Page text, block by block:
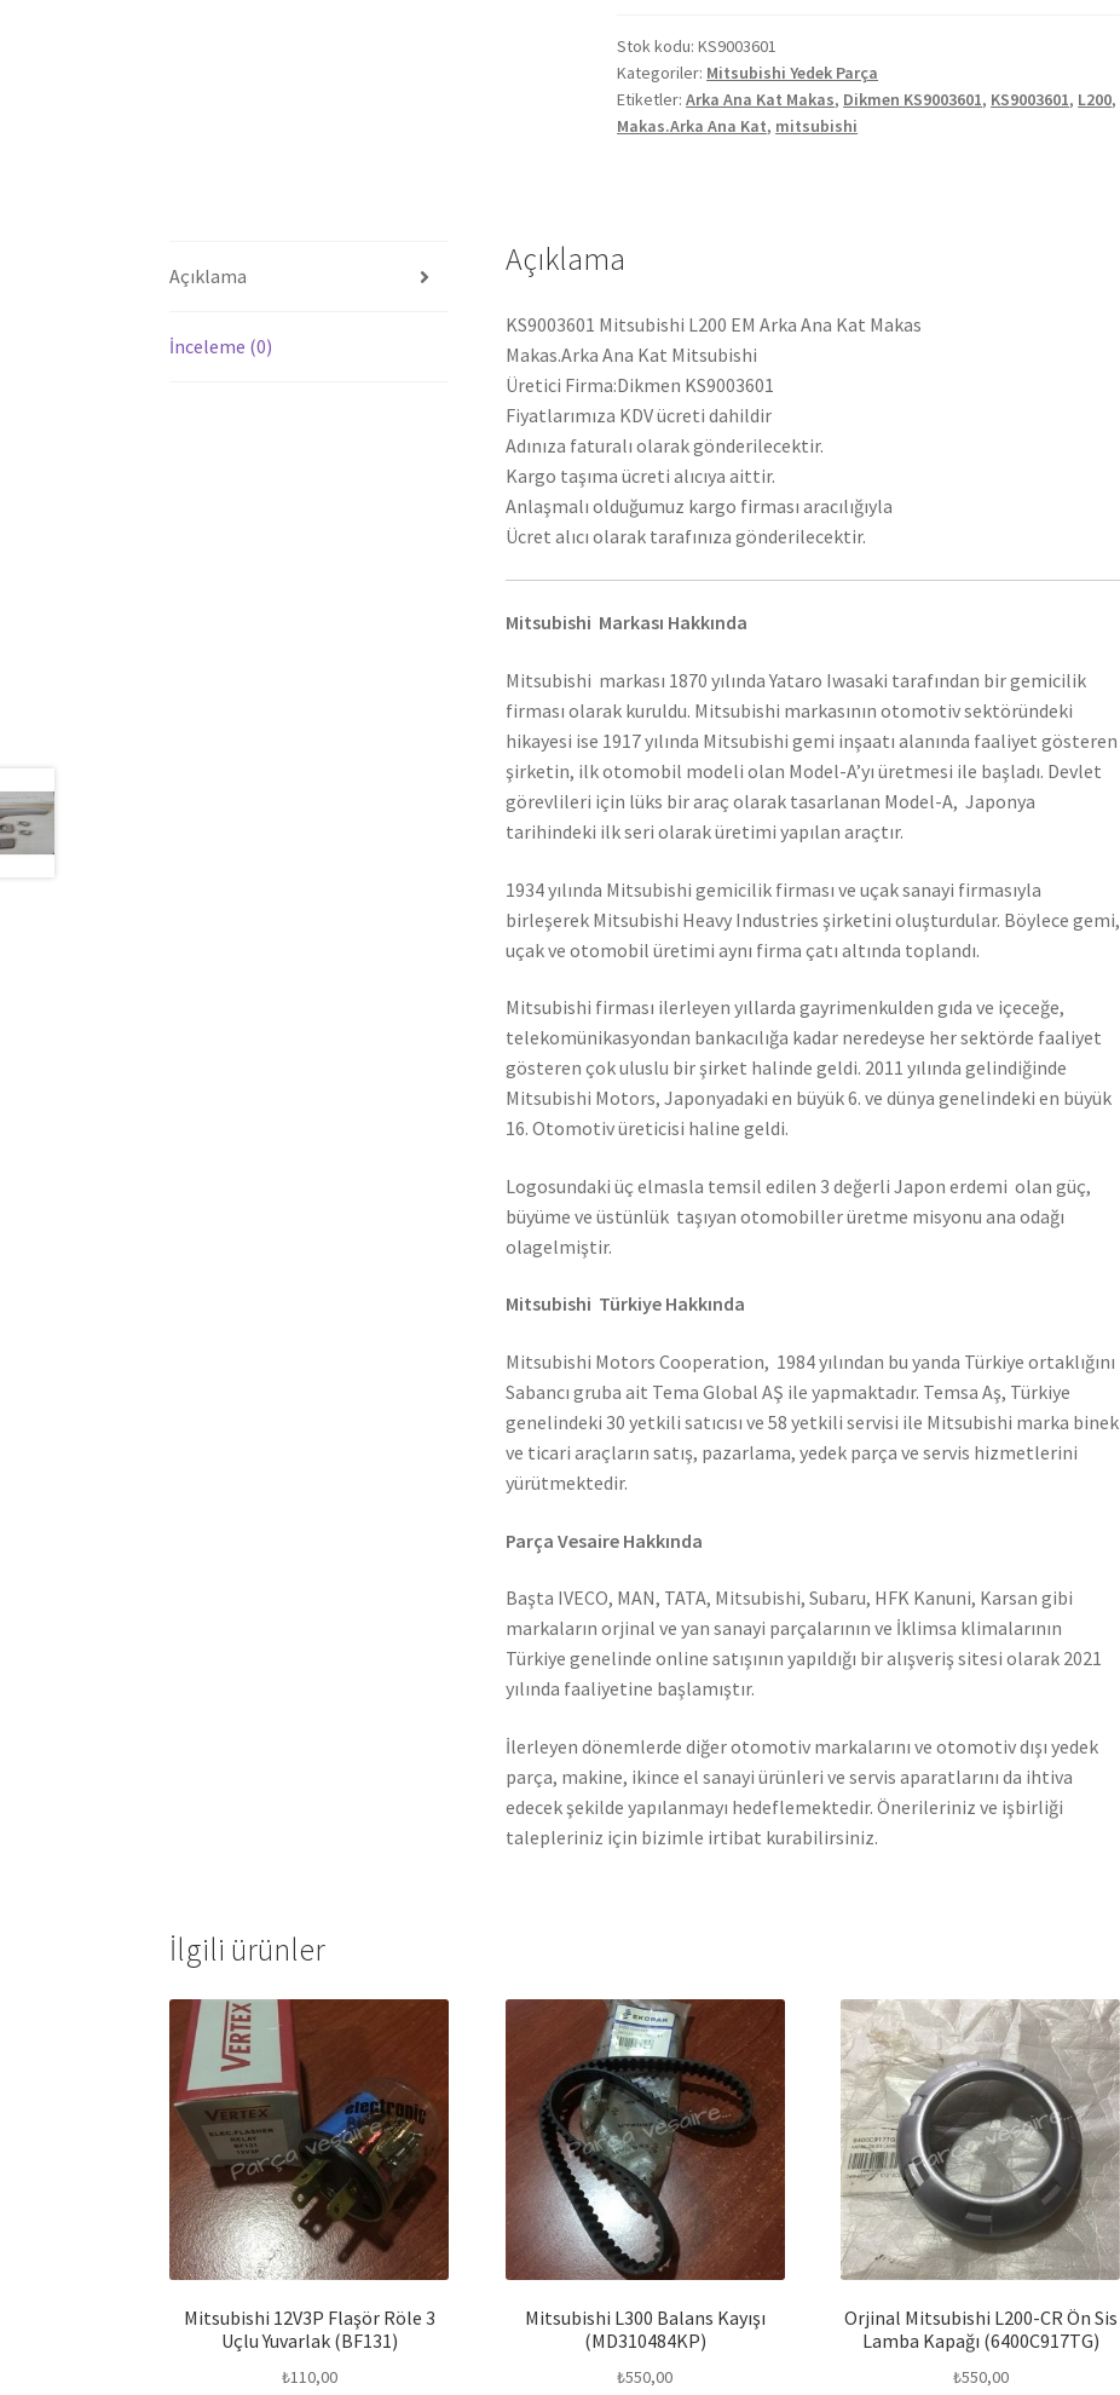
Ana
Kat
Makas
KS9003601
Stok kodu:KS9003601
Kategoriler: Mitsubishi Yedek Parça
Etiketler:Arka Ana Kat Makas, Dikmen KS9003601, KS9003601, L200,
Makas.Arka Ana Kat, mitsubishi
Açıklama
İnceleme (0)
Açıklama
KS9003601 Mitsubishi L200 EM Arka Ana Kat Makas
Makas.Arka Ana Kat Mitsubishi
Üretici Firma:Dikmen KS9003601
Fiyatlarımıza KDV ücreti dahildir
Adınıza faturalı olarak gönderilecektir.
Kargo taşıma ücreti alıcıya aittir.
Anlaşmalı olduğumuz kargo firması aracılığıyla
Ücret alıcı olarak tarafınıza gönderilecektir.
Mitsubishi Markası Hakkında
Mitsubishi markası 1870 yılında Yataro Iwasaki tarafından bir gemicilik
firması olarak kuruldu. Mitsubishi markasının otomotiv sektöründeki
hikayesi ise 1917 yılında Mitsubishi gemi inşaatı alanında faaliyet gösteren
şirketin, ilk otomobil modeli olan Model-A’yı üretmesi ile başladı. Devlet
görevlileri için lüks bir araç olarak tasarlanan Model-A, Japonya
tarihindeki ilk seri olarak üretimi yapılan araçtır.
1934 yılında Mitsubishi gemicilik firması ve uçak sanayi firmasıyla
birleşerek Mitsubishi Heavy Industries şirketini oluşturdular. Böylece gemi,
uçak ve otomobil üretimi aynı firma çatı altında toplandı.
Mitsubishi firması ilerleyen yıllarda gayrimenkulden gıda ve içeceğe,
telekomünikasyondan bankacılığa kadar neredeyse her sektörde faaliyet
gösteren çok uluslu bir şirket halinde geldi. 2011 yılında gelindiğinde
Mitsubishi Motors, Japonyadaki en büyük 6. ve dünya genelindeki en büyük
16. Otomotiv üreticisi haline geldi.
Logosundaki üç elmasla temsil edilen 3 değerli Japon erdemi olan güç,
büyüme ve üstünlük taşıyan otomobiller üretme misyonu ana odağı
olagelmiştir.
Mitsubishi Türkiye Hakkında
Mitsubishi Motors Cooperation, 1984 yılından bu yanda Türkiye ortaklığını
Sabancı gruba ait Tema Global AŞ ile yapmaktadır. Temsa Aş, Türkiye
genelindeki 30 yetkili satıcısı ve 58 yetkili servisi ile Mitsubishi marka binek
ve ticari araçların satış, pazarlama, yedek parça ve servis hizmetlerini
yürütmektedir.
Parça Vesaire Hakkında
Başta IVECO, MAN, TATA, Mitsubishi, Subaru, HFK Kanuni, Karsan gibi
markaların orjinal ve yan sanayi parçalarının ve İklimsa klimalarının
Türkiye genelinde online satışının yapıldığı bir alışveriş sitesi olarak 2021
yılında faaliyetine başlamıştır.
İlerleyen dönemlerde diğer otomotiv markalarını ve otomotiv dışı yedek
parça, makine, ikince el sanayi ürünleri ve servis aparatlarını da ihtiva
edecek şekilde yapılanmayı hedeflemektedir. Önerileriniz ve işbirliği
talepleriniz için bizimle irtibat kurabilirsiniz.
İlgili ürünler
Mitsubishi 12V3P Flaşör Röle 3
Uçlu Yuvarlak (BF131)
₺110,00
Mitsubishi L300 Balans Kayışı
(MD310484KP)
₺550,00
Orjinal Mitsubishi L200-CR Ön Sis
Lamba Kapağı (6400C917TG)
₺550,00